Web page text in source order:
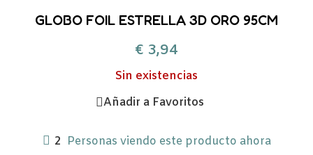
GLOBO FOIL ESTRELLA 3D ORO 95CM
€ 3,94
Sin existencias
Añadir a Favoritos
2 Personas viendo este producto ahora